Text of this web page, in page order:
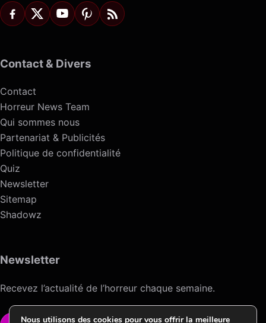
Contact & Divers
Contact
Horreur News Team
Qui sommes nous
Partenariat & Publicités
Politique de confidentialité
Quiz
Newsletter
Sitemap
Shadowz
Newsletter
Recevez l’actualité de l’horreur chaque semaine.
Nous utilisons des cookies pour vous offrir la meilleure